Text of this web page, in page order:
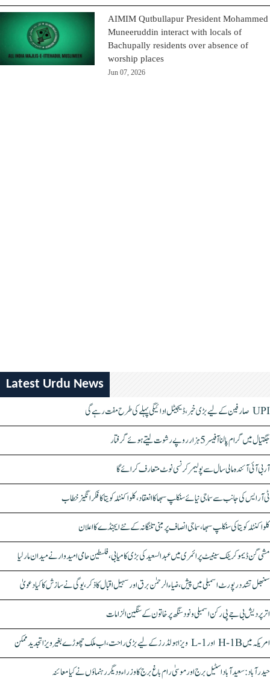
AIMIM Qutbullapur President Mohammed
Muneeruddin interact with locals of
Bachupally residents over absence of
worship places
Jun 07, 2026
Latest Urdu News
UPI صارفین کے لیے بڑی خبر، ڈیجیٹل ادائیگی پہلے کی طرح مفت رہے گی
جگتیال میں گرام پالنا آفیسر 5 ہزار روپے رشوت لیتے ہوئے گرفتار
آر بی آئی آئندہ مالی سال سے پولیمر کرنسی نوٹ متعارف کرائے گا
ٹی آر ایس کی جانب سے سماجی نیائے سنکلپ سبھا کا انعقاد، کلواکنٹلہ کویتا کا فکر انگیز خطاب
کلواکنٹلہ کویتا کی سنکلپ سبھا، سماجی انصاف پر مبنی تلنگانہ کے نئے ایجنڈے کا اعلان
مشی گن ڈیموکریٹک سینیٹ پرائمری میں عبدالسعید کی بڑی کامیابی، فلسطین حامی امیدوار نے میدان مار لیا
سنبھل تشدد رپورٹ اسمبلی میں پیش، ضیاء الرحمٰن برق اور سہیل اقبال کا ذکر، یوگی نے سازش کا کیا دعویٰ
اتر پردیش بی جے پی رکن اسمبلی ونود سنگھ پر خاتون کے سنگین الزامات
امریکہ میں H-1B اور L-1 ویزا ہولڈرز کے لیے بڑی راحت، اب ملک چھوڑے بغیر ویزا تجدید ممکن
حیدرآباد: سعیدآباد اسٹیل برج اور موسیٰ رام باغ برج کا وزراء و دیگر رہنماؤں نے کیا معائنہ